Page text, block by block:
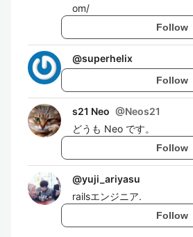
om/
Follow
@superhelix
Follow
s21 Neo @Neos21
どうも Neo です。
Follow
@yuji_ariyasu
railsエンジニア.
Follow